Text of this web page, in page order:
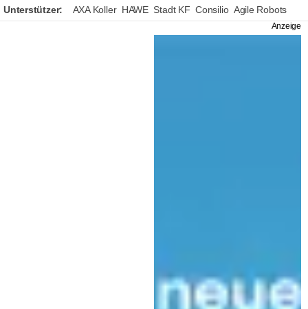
Unterstützer: AXA Koller HAWE Stadt KF Consilio Agile Robots